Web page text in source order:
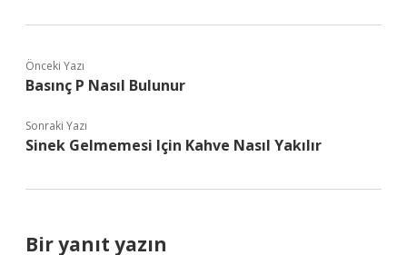
Önceki Yazı
Basınç P Nasıl Bulunur
Sonraki Yazı
Sinek Gelmemesi Için Kahve Nasıl Yakılır
Bir yanıt yazın